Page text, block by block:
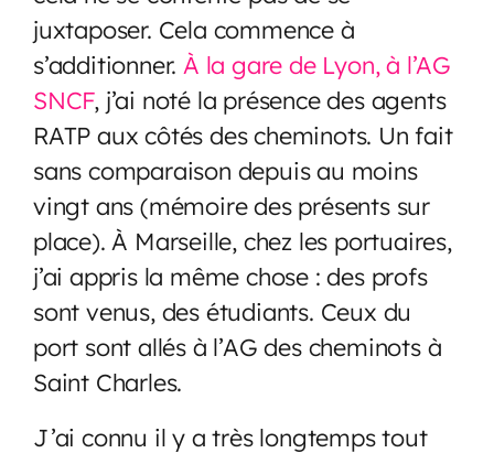
juxtaposer. Cela commence à
s’additionner. À la gare de Lyon, à l’AG
SNCF, j’ai noté la présence des agents
RATP aux côtés des cheminots. Un fait
sans comparaison depuis au moins
vingt ans (mémoire des présents sur
place). À Marseille, chez les portuaires,
j’ai appris la même chose : des profs
sont venus, des étudiants. Ceux du
port sont allés à l’AG des cheminots à
Saint Charles.
J’ai connu il y a très longtemps tout